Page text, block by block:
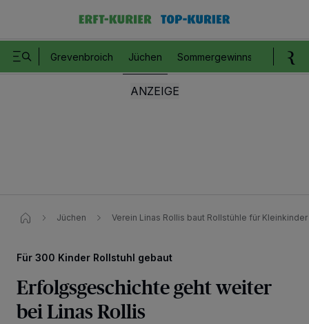
Grevenbroich Jüchen Sommergewinnspiel
Jüchen Verein Linas Rollis baut Rollstühle für Kleinkinder
Für 300 Kinder Rollstuhl gebaut
Erfolgsgeschichte geht weiter
bei Linas Rollis